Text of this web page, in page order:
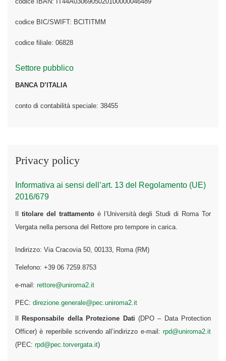
codice BIC/SWIFT: BCITITMM
codice filiale: 06828
Settore pubblico
BANCA D’ITALIA
conto di contabilità speciale: 38455
Privacy policy
Informativa ai sensi dell’art. 13 del Regolamento (UE)
2016/679
titolare del trattamentoè l’Università degli Studi di Roma Tor
Vergata nella persona del Rettore pro tempore in carica.
Indirizzo: Via Cracovia 50, 00133, Roma (RM)
Telefono: +39 06 7259.8753
e-mail: rettore@uniroma2.it
PEC: direzione.generale@pec.uniroma2.it
Responsabile della Protezione Dati (DPO – Data Protection
Officer) è reperibile scrivendo all’indirizzo e-mail: rpd@uniroma2.it
(PEC: rpd@pec.torvergata.it)